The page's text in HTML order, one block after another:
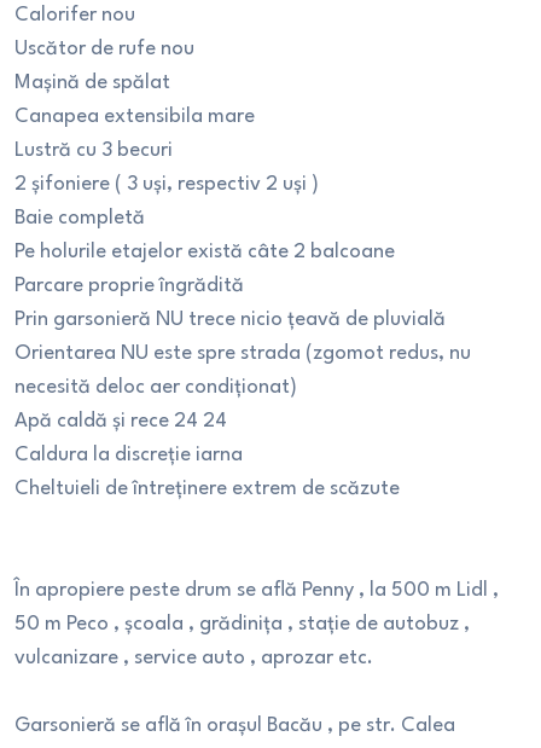
Calorifer nou
Uscător de rufe nou
Mașină de spălat
Canapea extensibila mare
Lustră cu 3 becuri
2 șifoniere ( 3 uși, respectiv 2 uși )
Baie completă
Pe holurile etajelor există câte 2 balcoane
Parcare proprie îngrădită
Prin garsonieră NU trece nicio țeavă de pluvială
Orientarea NU este spre strada (zgomot redus, nu
necesită deloc aer condiționat)
Apă caldă și rece 24 24
Caldura la discreție iarna
Cheltuieli de întreținere extrem de scăzute
În apropiere peste drum se află Penny , la 500 m Lidl ,
50 m Peco , școala , grădinița , stație de autobuz ,
vulcanizare , service auto , aprozar etc.
Garsonieră se află în orașul Bacău , pe str. Calea